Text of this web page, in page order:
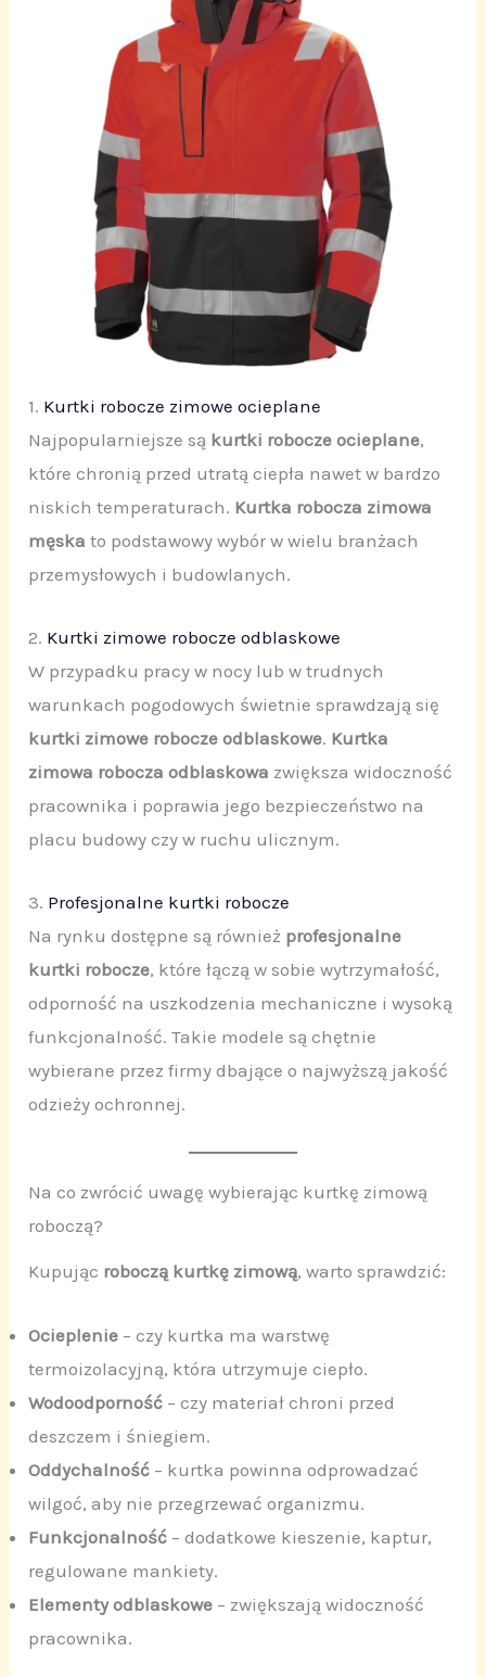
1. Kurtki robocze zimowe ocieplane
Najpopularniejsze są kurtki robocze ocieplane,
które chronią przed utratą ciepła nawet w bardzo
niskich temperaturach. Kurtka robocza zimowa
męska to podstawowy wybór w wielu branżach
przemysłowych i budowlanych.
2. Kurtki zimowe robocze odblaskowe
W przypadku pracy w nocy lub w trudnych
warunkach pogodowych świetnie sprawdzają się
kurtki zimowe robocze odblaskowe. Kurtka
zimowa robocza odblaskowa zwiększa widoczność
pracownika i poprawia jego bezpieczeństwo na
placu budowy czy w ruchu ulicznym.
3. Profesjonalne kurtki robocze
Na rynku dostępne są również profesjonalne
kurtki robocze, które łączą w sobie wytrzymałość,
odporność na uszkodzenia mechaniczne i wysoką
funkcjonalność. Takie modele są chętnie
wybierane przez firmy dbające o najwyższą jakość
odzieży ochronnej.
Na co zwrócić uwagę wybierając kurtkę zimową
roboczą?
Kupując roboczą kurtkę zimową, warto sprawdzić:
Ocieplenie – czy kurtka ma warstwę
termoizolacyjną, która utrzymuje ciepło.
Wodoodporność – czy materiał chroni przed
deszczem i śniegiem.
Oddychalność – kurtka powinna odprowadzać
wilgoć, aby nie przegrzewać organizmu.
Funkcjonalność – dodatkowe kieszenie, kaptur,
regulowane mankiety.
Elementy odblaskowe – zwiększają widoczność
pracownika.